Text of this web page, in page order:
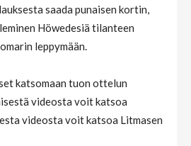
saada punaisen kortin,
Höwedesiä tilanteen
leppymään.
katsomaan tuon ottelun
videosta voit katsoa
videosta voit katsoa Litmasen